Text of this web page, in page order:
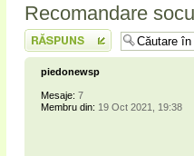
Recomandare
Scrie un răspuns
piedonewsp
Mesaje: 7
Membru din: 19 Oct 2021, 19:38